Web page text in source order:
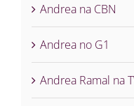
Andrea na CBN
Andrea no G1
Andrea Ramal na